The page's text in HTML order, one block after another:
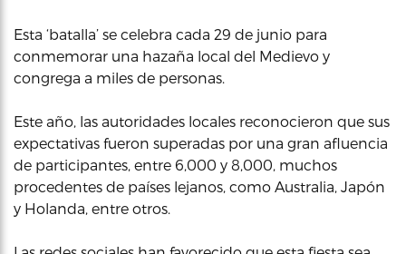
Esta ‘batalla’ se celebra cada 29 de junio para
conmemorar una hazaña local del Medievo y
congrega a miles de personas.
Este año, las autoridades locales reconocieron que sus
expectativas fueron superadas por una gran afluencia
de participantes, entre 6,000 y 8,000, muchos
procedentes de países lejanos, como Australia, Japón
y Holanda, entre otros.